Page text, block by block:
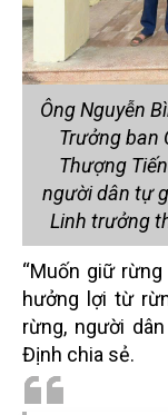
Ông Nguyễn
Trưởng ban
Thượng
người dân tự
Linh trưởng
“Muốn giữ
hưởng lợi từ
rừng, người
Định chia sẻ.